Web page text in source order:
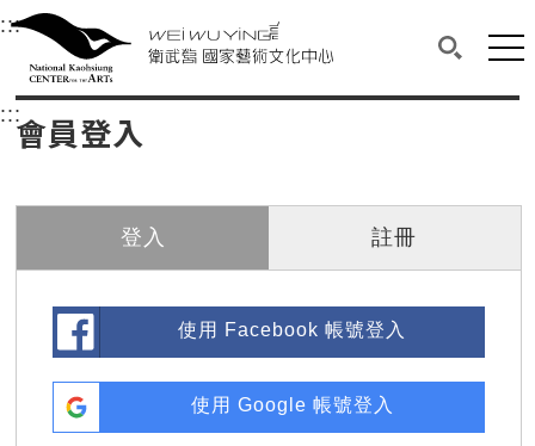
衛武營國家藝術文化中心
中央內容區塊，為本頁主要內容區。
:::選單連結區塊，此區塊列有本網站主要連結。
衛武營國家藝術文化中心
搜尋(開
網
::: 中央內容區塊，為本頁主要內容區。
會員登入
登入 註冊
使用 Facebook 帳號登入
使用 Google 帳號登入